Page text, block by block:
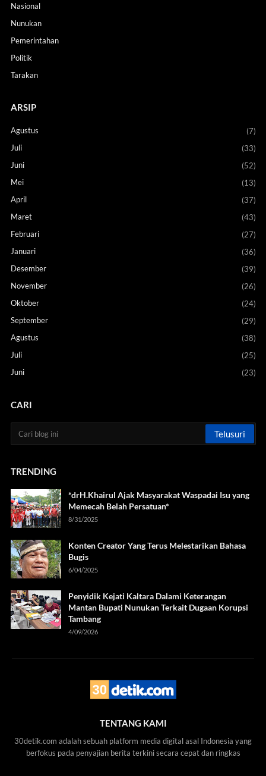
Nasional
Nunukan
Pemerintahan
Politik
Tarakan
ARSIP
Agustus
(7)
Juli
(33)
Juni
(52)
Mei
(13)
April
(37)
Maret
(43)
Februari
(27)
Januari
(36)
Desember
(39)
November
(26)
Oktober
(24)
September
(29)
Agustus
(38)
Juli
(25)
Juni
(23)
CARI
TRENDING
*drH.Khairul Ajak Masyarakat Waspadai Isu yang
Memecah Belah Persatuan*
8/31/2025
Konten Creator Yang Terus Melestarikan Bahasa
Bugis
6/04/2025
Penyidik Kejati Kaltara Dalami Keterangan
Mantan Bupati Nunukan Terkait Dugaan Korupsi
Tambang
4/09/2026
TENTANG KAMI
30detik.com adalah sebuah platform media digital asal Indonesia yang
berfokus pada penyajian berita terkini secara cepat dan ringkas